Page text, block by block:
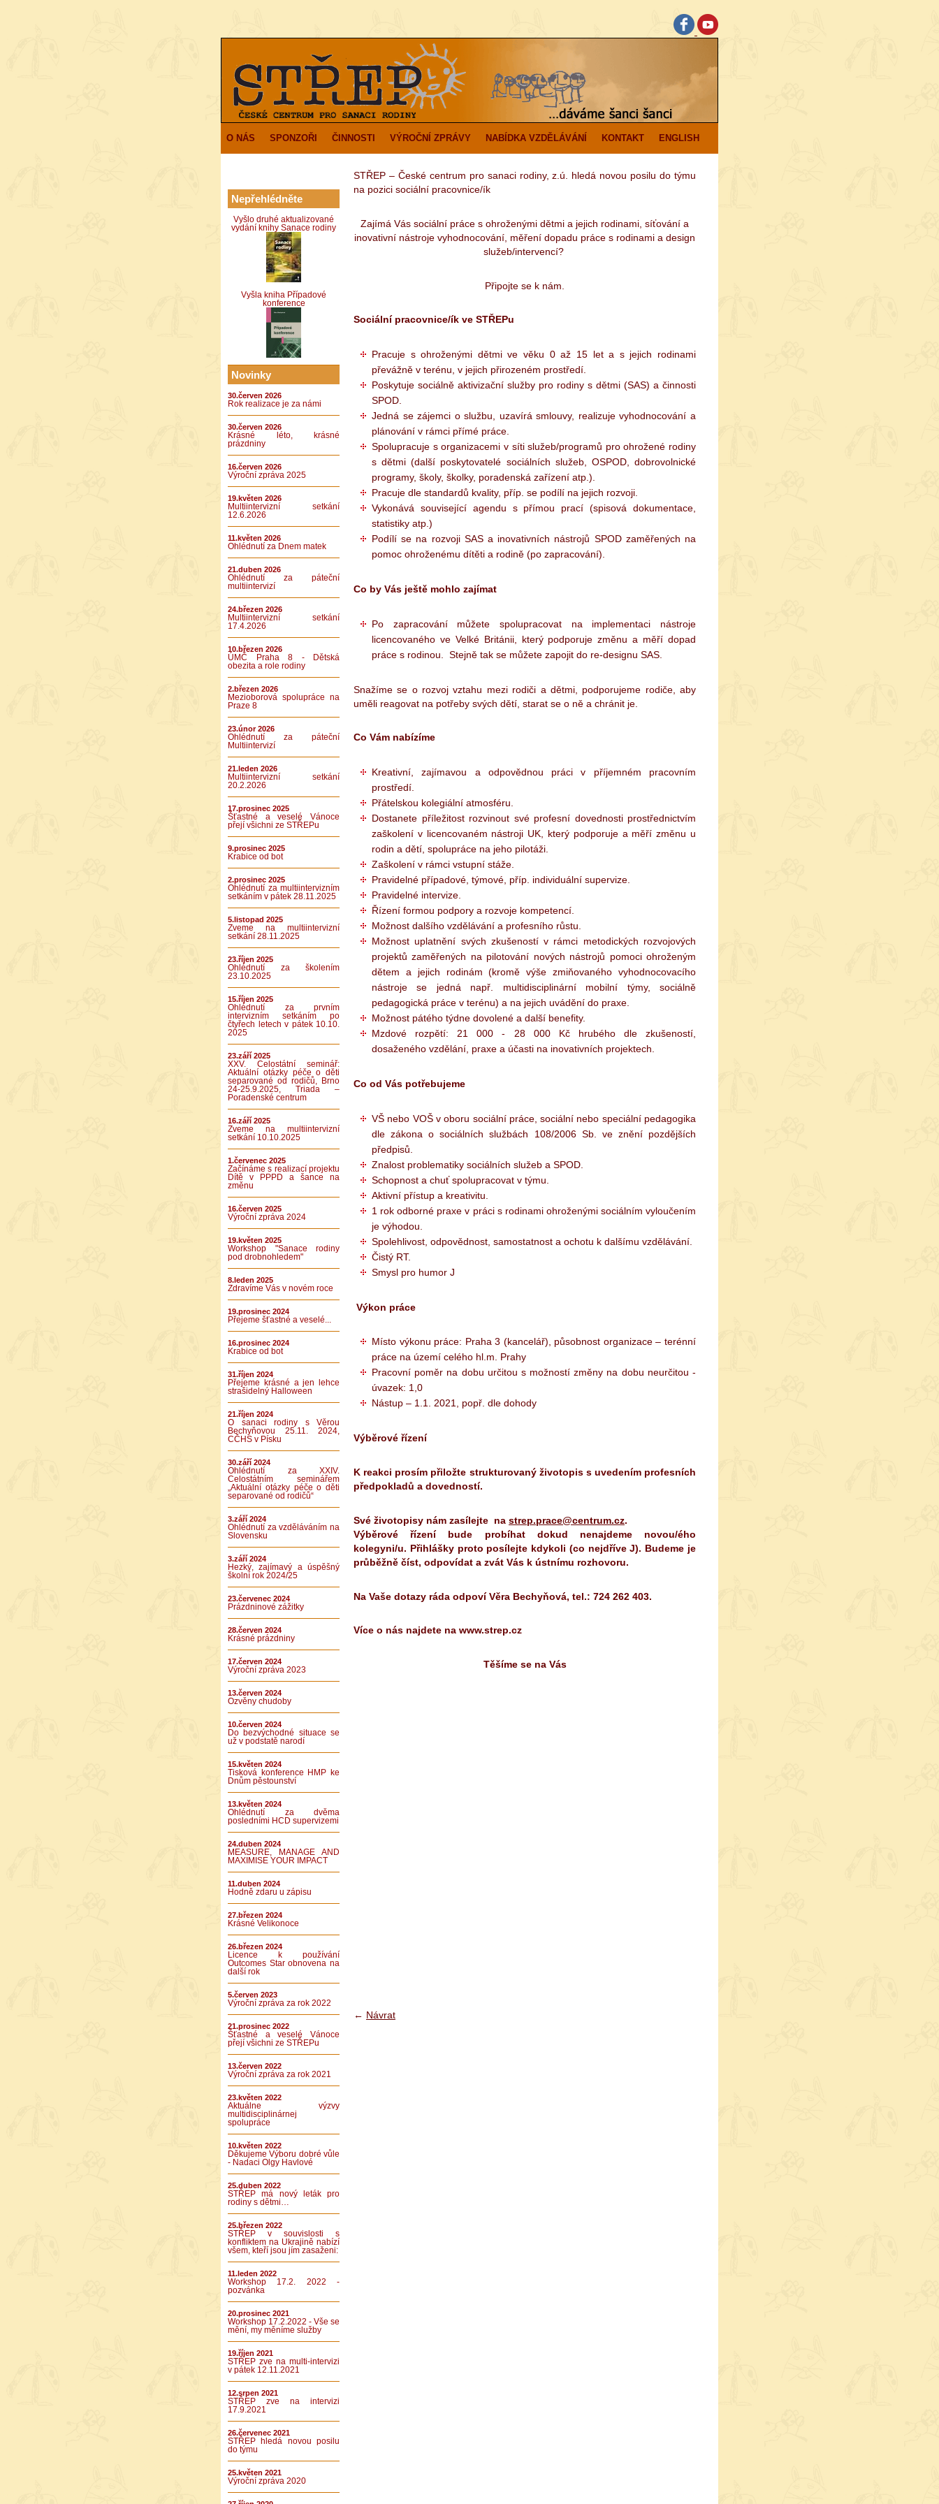
O NÁS SPONZOŘI ČINNOSTI VÝROČNÍ ZPRÁVY NABÍDKA VZDĚLÁVÁNÍ KONTAKT ENGLISH
Nepřehlédněte
Vyšlo druhé aktualizované
vydání knihy Sanace rodiny
Vyšla kniha Případové
konference
Novinky
30.červen 2026
Rok realizace je za námi
30.červen 2026
Krásné léto, krásné
prázdniny
16.červen 2026
Výroční zpráva 2025
19.květen 2026
Multiintervizní setkání
12.6.2026
11.květen 2026
Ohlédnutí za Dnem matek
21.duben 2026
Ohlédnutí za páteční
multiintervizí
24.březen 2026
Multiintervizní setkání
17.4.2026
10.březen 2026
ÚMČ Praha 8 - Dětská
obezita a role rodiny
2.březen 2026
Mezioborová spolupráce na
Praze 8
23.únor 2026
Ohlédnutí za páteční
Multiintervizí
21.leden 2026
Multiintervizní setkání
20.2.2026
17.prosinec 2025
Šťastné a veselé Vánoce
přejí všichni ze STŘEPu
9.prosinec 2025
Krabice od bot
2.prosinec 2025
Ohlédnutí za multiintervizním
setkáním v pátek 28.11.2025
5.listopad 2025
Zveme na multiintervizní
setkání 28.11.2025
23.říjen 2025
Ohlédnutí za školením
23.10.2025
15.říjen 2025
Ohlédnutí za prvním
intervizním setkáním po
čtyřech letech v pátek 10.10.
2025
23.září 2025
XXV. Celostátní seminář:
Aktuální otázky péče o děti
separované od rodičů, Brno
24-25.9.2025, Triada –
Poradenské centrum
16.září 2025
Zveme na multiintervizní
setkání 10.10.2025
1.červenec 2025
Začínáme s realizací projektu
Dítě v PPPD a šance na
změnu
16.červen 2025
Výroční zpráva 2024
19.květen 2025
Workshop "Sanace rodiny
pod drobnohledem"
8.leden 2025
Zdravíme Vás v novém roce
19.prosinec 2024
Přejeme šťastné a veselé...
16.prosinec 2024
Krabice od bot
31.říjen 2024
Přejeme krásné a jen lehce
strašidelný Halloween
21.říjen 2024
O sanaci rodiny s Věrou
Bechyňovou 25.11. 2024,
CČHS v Písku
30.září 2024
Ohlédnutí za XXIV.
Celostátním seminářem
„Aktuální otázky péče o děti
separované od rodičů“
3.září 2024
Ohlédnutí za vzděláváním na
Slovensku
3.září 2024
Hezký, zajímavý a úspěšný
školní rok 2024/25
23.červenec 2024
Prázdninové zážitky
28.červen 2024
Krásné prázdniny
17.červen 2024
Výroční zpráva 2023
13.červen 2024
Ozvěny chudoby
10.červen 2024
Do bezvýchodné situace se
už v podstatě narodí
15.květen 2024
Tisková konference HMP ke
Dnům pěstounství
13.květen 2024
Ohlédnutí za dvěma
posledními HCD supervizemi
24.duben 2024
MEASURE, MANAGE AND
MAXIMISE YOUR IMPACT
11.duben 2024
Hodně zdaru u zápisu
27.březen 2024
Krásné Velikonoce
26.březen 2024
Licence k používání
Outcomes Star obnovena na
další rok
5.červen 2023
Výroční zpráva za rok 2022
21.prosinec 2022
Šťastné a veselé Vánoce
přejí všichni ze STŘEPu
13.červen 2022
Výroční zpráva za rok 2021
23.květen 2022
Aktuálne výzvy
multidisciplinárnej
spolupráce
10.květen 2022
Děkujeme Výboru dobré vůle
- Nadaci Olgy Havlové
25.duben 2022
STŘEP má nový leták pro
rodiny s dětmi…
25.březen 2022
STŘEP v souvislosti s
konfliktem na Ukrajině nabízí
všem, kteří jsou jím zasaženi:
11.leden 2022
Workshop 17.2. 2022 -
pozvánka
20.prosinec 2021
Workshop 17.2.2022 - Vše se
mění, my měníme služby
19.říjen 2021
STŘEP zve na multi-intervizi
v pátek 12.11.2021
12.srpen 2021
STŘEP zve na intervizi
17.9.2021
26.červenec 2021
STŘEP hledá novou posilu
do týmu
25.květen 2021
Výroční zpráva 2020
STŘEP – České centrum pro sanaci rodiny, z.ú. hledá novou posilu do týmu
na pozici sociální pracovnice/ík
Zajímá Vás sociální práce s ohroženými dětmi a jejich rodinami, síťování a
inovativní nástroje vyhodnocování, měření dopadu práce s rodinami a design
služeb/intervencí?
Připojte se k nám.
Sociální pracovnice/ík ve STŘEPu
Pracuje s ohroženými dětmi ve věku 0 až 15 let a s jejich rodinami
převážně v terénu, v jejich přirozeném prostředí.
Poskytuje sociálně aktivizační služby pro rodiny s dětmi (SAS) a činnosti
SPOD.
Jedná se zájemci o službu, uzavírá smlouvy, realizuje vyhodnocování a
plánování v rámci přímé práce.
Spolupracuje s organizacemi v síti služeb/programů pro ohrožené rodiny
s dětmi (další poskytovatelé sociálních služeb, OSPOD, dobrovolnické
programy, školy, školky, poradenská zařízení atp.).
Pracuje dle standardů kvality, příp. se podílí na jejich rozvoji.
Vykonává související agendu s přímou prací (spisová dokumentace,
statistiky atp.)
Podílí se na rozvoji SAS a inovativních nástrojů SPOD zaměřených na
pomoc ohroženému dítěti a rodině (po zapracování).
Co by Vás ještě mohlo zajímat
Po zapracování můžete spolupracovat na implementaci nástroje
licencovaného ve Velké Británii, který podporuje změnu a měří dopad
práce s rodinou. Stejně tak se můžete zapojit do re-designu SAS.
Snažíme se o rozvoj vztahu mezi rodiči a dětmi, podporujeme rodiče, aby
uměli reagovat na potřeby svých dětí, starat se o ně a chránit je.
Co Vám nabízíme
Kreativní, zajímavou a odpovědnou práci v příjemném pracovním
prostředí.
Přátelskou kolegiální atmosféru.
Dostanete příležitost rozvinout své profesní dovednosti prostřednictvím
zaškolení v licencovaném nástroji UK, který podporuje a měří změnu u
rodin a dětí, spolupráce na jeho pilotáži.
Zaškolení v rámci vstupní stáže.
Pravidelné případové, týmové, příp. individuální supervize.
Pravidelné intervize.
Řízení formou podpory a rozvoje kompetencí.
Možnost dalšího vzdělávání a profesního růstu.
Možnost uplatnění svých zkušeností v rámci metodických rozvojových
projektů zaměřených na pilotování nových nástrojů pomoci ohroženým
dětem a jejich rodinám (kromě výše zmiňovaného vyhodnocovacího
nástroje se jedná např. multidisciplinární mobilní týmy, sociálně
pedagogická práce v terénu) a na jejich uvádění do praxe.
Možnost pátého týdne dovolené a další benefity.
Mzdové rozpětí: 21 000 - 28 000 Kč hrubého dle zkušeností,
dosaženého vzdělání, praxe a účasti na inovativních projektech.
Co od Vás potřebujeme
VŠ nebo VOŠ v oboru sociální práce, sociální nebo speciální pedagogika
dle zákona o sociálních službách 108/2006 Sb. ve znění pozdějších
předpisů.
Znalost problematiky sociálních služeb a SPOD.
Schopnost a chuť spolupracovat v týmu.
Aktivní přístup a kreativitu.
1 rok odborné praxe v práci s rodinami ohroženými sociálním vyloučením
je výhodou.
Spolehlivost, odpovědnost, samostatnost a ochotu k dalšímu vzdělávání.
Čistý RT.
Smysl pro humor J
Výkon práce
Místo výkonu práce: Praha 3 (kancelář), působnost organizace – terénní
práce na území celého hl.m. Prahy
Pracovní poměr na dobu určitou s možností změny na dobu neurčitou -
úvazek: 1,0
Nástup – 1.1. 2021, popř. dle dohody
Výběrové řízení
K reakci prosím přiložte strukturovaný životopis s uvedením profesních
předpokladů a dovedností.
Své životopisy nám zasílejte na strep.prace@centrum.cz.
Výběrové řízení bude probíhat dokud nenajdeme novou/ého
kolegyni/u. Přihlášky proto posílejte kdykoli (co nejdříveJ). Budeme je
průběžně číst, odpovídat a zvát Vás k ústnímu rozhovoru.
Na Vaše dotazy ráda odpoví Věra Bechyňová, tel.: 724 262 403.
Více o nás najdete na www.strep.cz
Těšíme se na Vás
← Návrat